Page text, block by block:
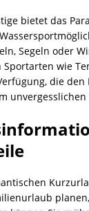
bietet das
Segeln oder
Sportarten wie
die